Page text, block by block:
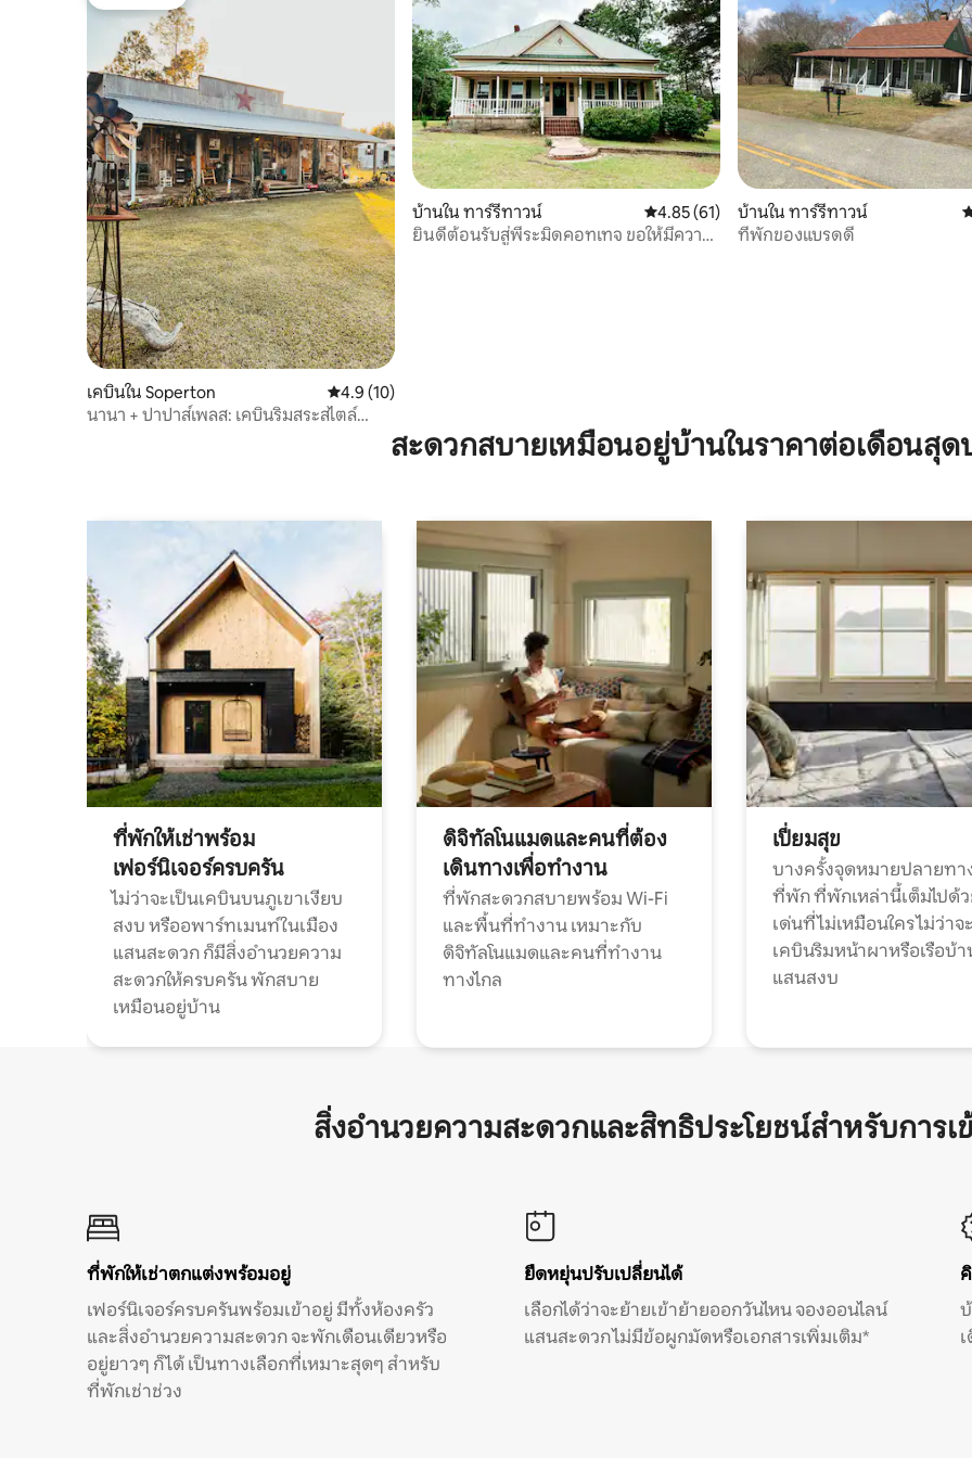
เคบินใน Soperton คะแนนเฉลี่ย 4.9 จาก 5, 10 รีวิว
4.9 (10)
นานา + ปาปาส์เพลส: เคบินริมสระสไตล์
บ้านใน ทาร์รีทาวน์ คะแนนเฉลี่ย 4.85 จาก 5, 61 รีวิว
4.85 (61)
ยินดีต้อนรับสู่พีระมิดคอทเทจ ขอให้มีความ
บ้านใน ทาร์รีทาวน์
ที่พักของแบรดดี้
สะดวกสบายเหมือนอยู่บ้านในราคาต่อเดือนสุ
ที่พักให้เช่าพร้อม
เฟอร์นิเจอร์ครบครัน
ไม่ว่าจะเป็นเคบินบนภูเขาเงียบ
สงบ หรืออพาร์ทเมนท์ในเมือง
แสนสะดวก ก็มีสิ่งอำนวยความ
สะดวกให้ครบครัน พักสบาย
เหมือนอยู่บ้าน
ดิจิทัลโนแมดและคนที่ต้อง
เดินทางเพื่อทำงาน
ที่พักสะดวกสบายพร้อม Wi-Fi
และพื้นที่ทำงาน เหมาะกับ
ดิจิทัลโนแมดและคนที่ทำงาน
ทางไกล
เปี่ยมสุข
บางครั้งจุดหมายปลายทา
ที่พัก ที่พักเหล่านี้เต็มไปด้
เด่นที่ไม่เหมือนใคร ไม่ว่าจ
เคบินริมหน้าผาหรือเรือบ้า
แสนสงบ
สิ่งอำนวยความสะดวกและสิทธิประโยชน์สำหรับการเ
ที่พักให้เช่าตกแต่งพร้อมอยู่
เฟอร์นิเจอร์ครบครันพร้อมเข้าอยู่ มีทั้งห้องครัว
และสิ่งอำนวยความสะดวก จะพักเดือนเดียวหรือ
อยู่ยาวๆ ก็ได้ เป็นทางเลือกที่เหมาะสุดๆ สำหรับ
ที่พักเช่าช่วง
ยืดหยุ่นปรับเปลี่ยนได้
เลือกได้ว่าจะย้ายเข้าย้ายออกวันไหน จองออนไลน์
แสนสะดวก ไม่มีข้อผูกมัดหรือเอกสารเพิ่มเติม*